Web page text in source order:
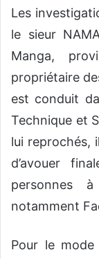
Les
le sieur
Manga,
propriétaire
est conduit
Technique et
lui reprochés,
d’avouer
personnes à
notamment
Pour le mode